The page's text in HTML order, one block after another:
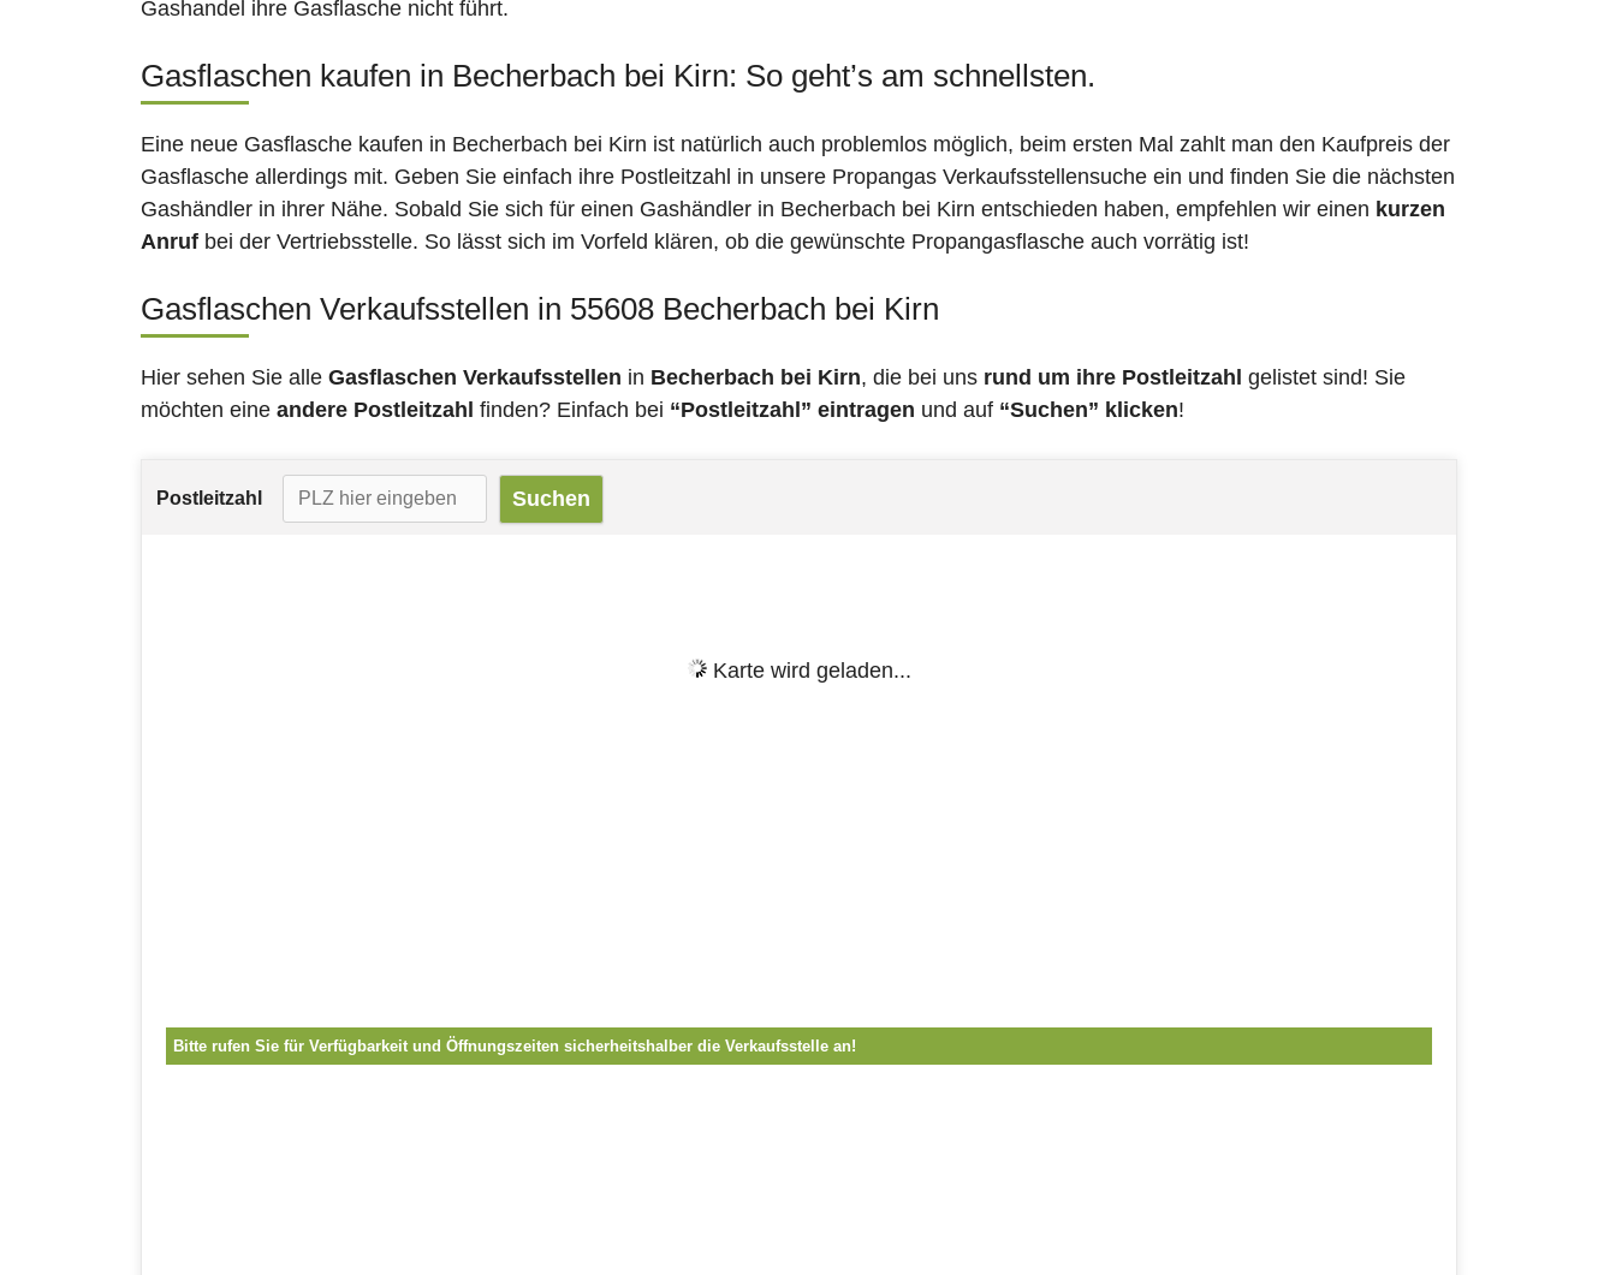
Gashandel ihre Gasflasche nicht führt.
Gasflaschen kaufen in Becherbach bei Kirn: So geht’s am schnellsten.
Eine neue Gasflasche kaufen in Becherbach bei Kirn ist natürlich auch problemlos möglich, beim ersten Mal zahlt man den Kaufpreis der
Gasflasche allerdings mit. Geben Sie einfach ihre Postleitzahl in unsere Propangas Verkaufsstellensuche ein und finden Sie die nächsten
Gashändler in ihrer Nähe. Sobald Sie sich für einen Gashändler in Becherbach bei Kirn entschieden haben, empfehlen wir einen kurzen
Anruf bei der Vertriebsstelle. So lässt sich im Vorfeld klären, ob die gewünschte Propangasflasche auch vorrätig ist!
Gasflaschen Verkaufsstellen in 55608 Becherbach bei Kirn
Hier sehen Sie alle Gasflaschen Verkaufsstellen in Becherbach bei Kirn, die bei uns rund um ihre Postleitzahl gelistet sind! Sie
möchten eine andere Postleitzahl finden? Einfach bei “Postleitzahl” eintragen und auf “Suchen” klicken!
Postleitzahl
Karte wird geladen...
Bitte rufen Sie für Verfügbarkeit und Öffnungszeiten sicherheitshalber die Verkaufsstelle an!